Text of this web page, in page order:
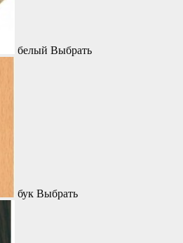
белый Выбрать
бук Выбрать